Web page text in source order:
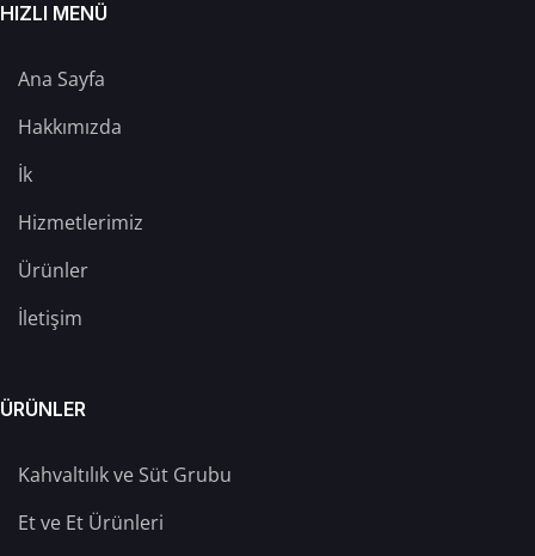
HIZLI MENÜ
Ana Sayfa
Hakkımızda
İk
Hizmetlerimiz
Ürünler
İletişim
ÜRÜNLER
Kahvaltılık ve Süt Grubu
Et ve Et Ürünleri